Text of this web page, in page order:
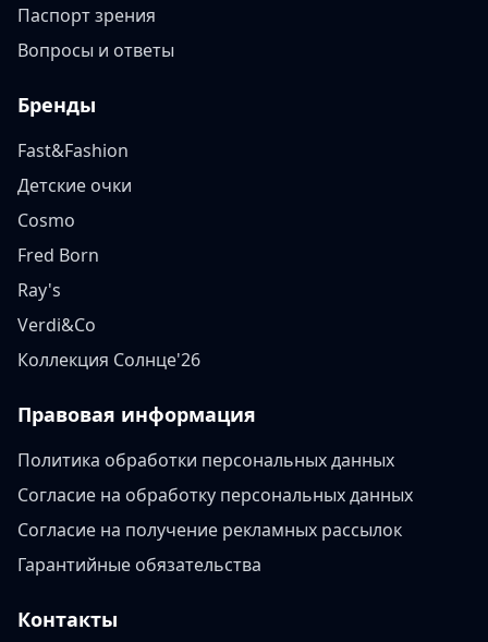
Паспорт зрения
Вопросы и ответы
Бренды
Fast&Fashion
Детские очки
Cosmo
Fred Born
Ray's
Verdi&Co
Коллекция Солнце'26
Правовая информация
Политика обработки персональных данных
Согласие на обработку персональных данных
Согласие на получение рекламных рассылок
Гарантийные обязательства
Контакты